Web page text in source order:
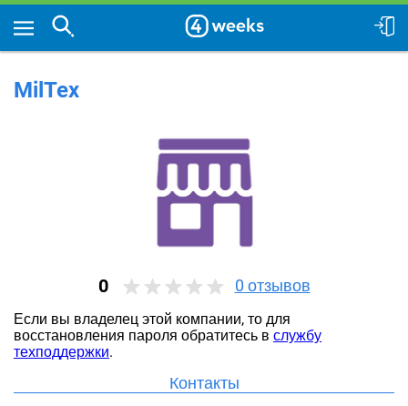
MilTex
0 0 отзывов
Если вы владелец этой компании, то для
восстановления пароля обратитесь в службу
техподдержки.
Контакты